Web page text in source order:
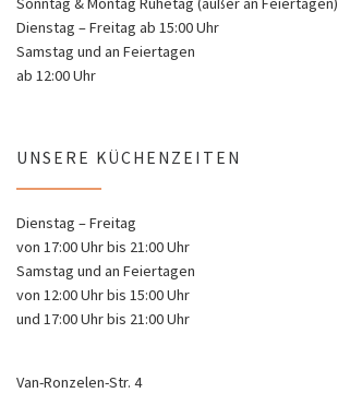
Dienstag – Freitag ab 15:00 Uhr
Samstag und an Feiertagen
ab 12:00 Uhr
UNSERE KÜCHENZEITEN
Dienstag – Freitag
von 17:00 Uhr bis 21:00 Uhr
Samstag und an Feiertagen
von 12:00 Uhr bis 15:00 Uhr
und 17:00 Uhr bis 21:00 Uhr
Van-Ronzelen-Str. 4